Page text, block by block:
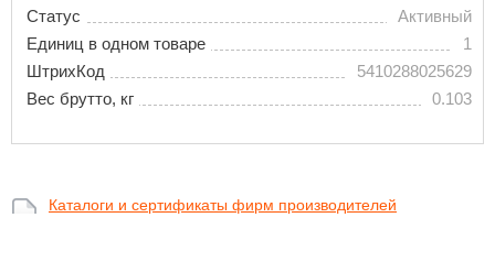
Статус
Активный
Единиц в одном товаре
1
ШтрихКод
5410288025629
Вес брутто, кг
0.103
Каталоги и сертификаты фирм производителей